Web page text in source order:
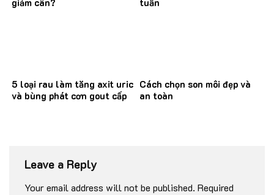
giảm cân?
tuần
5 loại rau làm tăng axit uric
và bùng phát cơn gout cấp
Cách chọn son môi đẹp và
an toàn
Leave a Reply
Your email address will not be published. Required